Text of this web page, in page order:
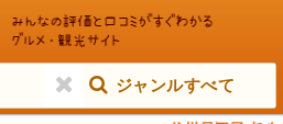
ジャンルすべて